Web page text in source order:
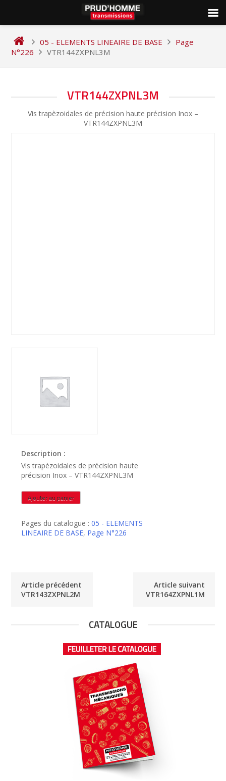
content
05 - ELEMENTS LINEAIRE DE BASE
Page
N°226
VTR144ZXPNL3M
VTR144ZXPNL3M
Vis trapèzoidales de précision haute précision Inox –
VTR144ZXPNL3M
Description :
Vis trapèzoidales de précision haute
précision Inox – VTR144ZXPNL3M
quantité
de
Ajouter au panier
Pages du catalogue :05 - ELEMENTS
LINEAIRE DE BASE, Page N°226
NAVIGATION
Article précédent
VTR143ZXPNL2M
Article suivant
VTR164ZXPNL1M
CATALOGUE